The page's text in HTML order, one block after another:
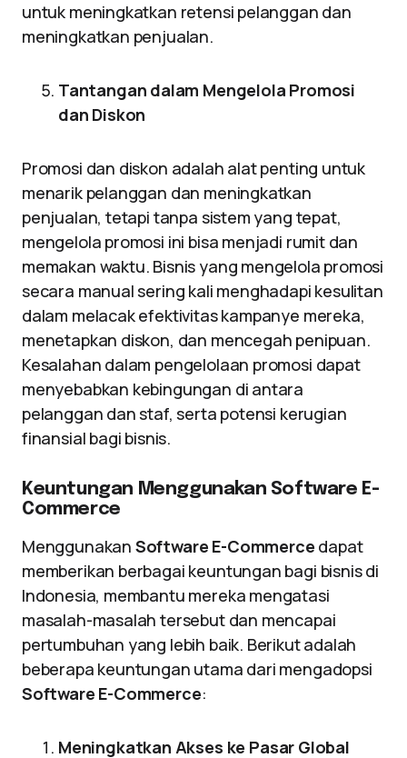
untuk meningkatkan retensi pelanggan dan
meningkatkan penjualan.
Tantangan dalam Mengelola Promosi
dan Diskon
Promosi dan diskon adalah alat penting untuk
menarik pelanggan dan meningkatkan
penjualan, tetapi tanpa sistem yang tepat,
mengelola promosi ini bisa menjadi rumit dan
memakan waktu. Bisnis yang mengelola promosi
secara manual sering kali menghadapi kesulitan
dalam melacak efektivitas kampanye mereka,
menetapkan diskon, dan mencegah penipuan.
Kesalahan dalam pengelolaan promosi dapat
menyebabkan kebingungan di antara
pelanggan dan staf, serta potensi kerugian
finansial bagi bisnis.
Keuntungan Menggunakan Software E-
Commerce
Menggunakan Software E-Commerce dapat
memberikan berbagai keuntungan bagi bisnis di
Indonesia, membantu mereka mengatasi
masalah-masalah tersebut dan mencapai
pertumbuhan yang lebih baik. Berikut adalah
beberapa keuntungan utama dari mengadopsi
Software E-Commerce:
Meningkatkan Akses ke Pasar Global